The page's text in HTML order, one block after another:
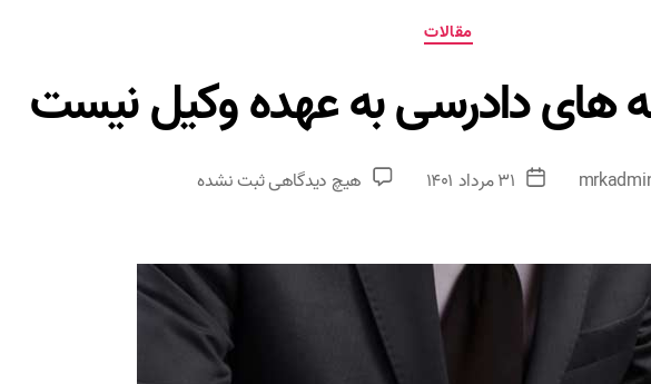
مقالات
های دادرسی به عهده وکیل نیست
۳۱ مرداد ۱۴۰۱ هیچ دیدگاهیثبت نشده